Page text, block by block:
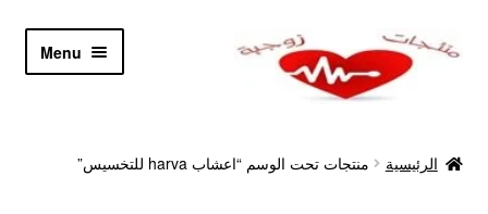
Skip
Skip
Menu
الرئيسية منتجات تحت الوسم “اعشاب harva للتخسيس”